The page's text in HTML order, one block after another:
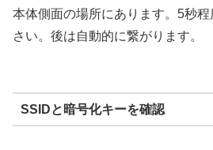
本体側面の場所にあります。5秒
さい。後は自動的に繋がります。
SSIDと暗号化キーを確認